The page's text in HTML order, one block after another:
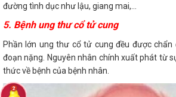
đường tình dục như lậu, giang mai,...
5. Bệnh ung thư cổ tử cung
Phần lớn ung thư cổ tử cung đều được chẩn
đoạn nặng. Nguyên nhân chính xuất phát từ
thức về bệnh của bệnh nhân.